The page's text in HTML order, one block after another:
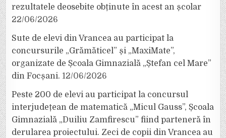
rezultatele deosebite obținute în acest an școlar
22/06/2026
Sute de elevi din Vrancea au participat la
concursurile „Grămăticel” și „MaxiMate”,
organizate de Școala Gimnazială „Ștefan cel Mare”
din Focșani. 12/06/2026
Peste 200 de elevi au participat la concursul
interjudețean de matematică „Micul Gauss”, Școala
Gimnazială „Duiliu Zamfirescu” fiind parteneră în
derularea proiectului. Zeci de copii din Vrancea au